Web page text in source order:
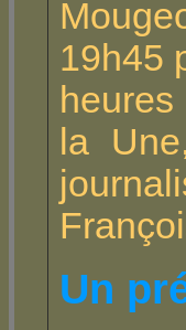
19h45
la
Un